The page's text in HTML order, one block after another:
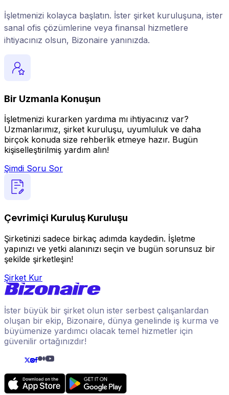
İşletmenizi kolayca başlatın. İster şirket kuruluşuna, ister
sanal ofis çözümlerine veya finansal hizmetlere
ihtiyacınız olsun, Bizonaire yanınızda.
Bir Uzmanla Konuşun
İşletmenizi kurarken yardıma mı ihtiyacınız var?
Uzmanlarımız, şirket kuruluşu, uyumluluk ve daha
birçok konuda size rehberlik etmeye hazır. Bugün
kişiselleştirilmiş yardım alın!
Şimdi Soru Sor
Çevrimiçi Kuruluş Kuruluşu
Şirketinizi sadece birkaç adımda kaydedin. İşletme
yapınızı ve yetki alanınızı seçin ve bugün sorunsuz bir
şekilde şirketleşin!
Şirket Kur
İster büyük bir şirket olun ister serbest çalışanlardan
oluşan bir ekip, Bizonaire, dünya genelinde iş kurma ve
büyümenize yardımcı olacak temel hizmetler için
güvenilir ortağınızdır!